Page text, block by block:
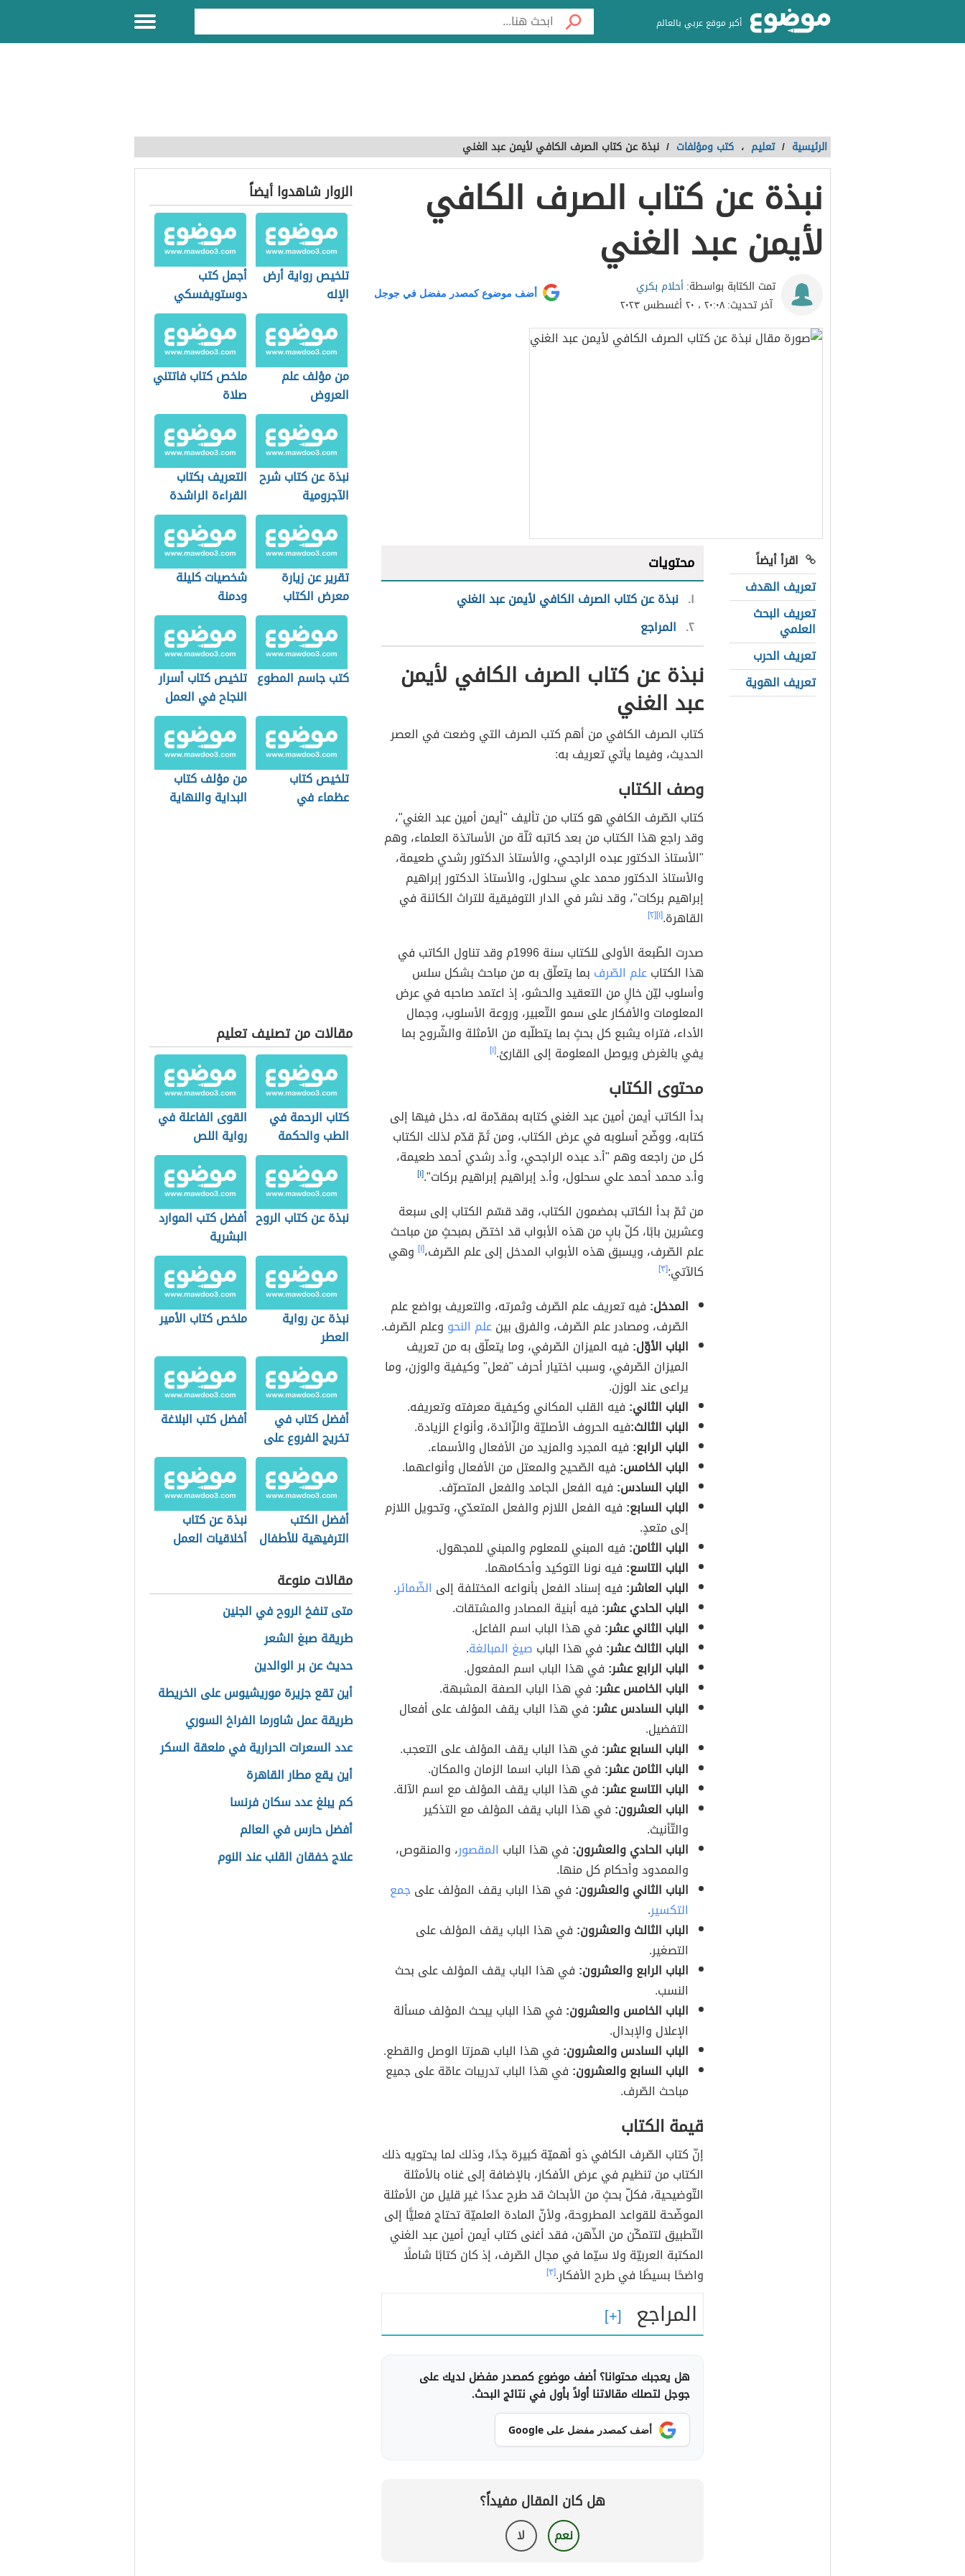
أكبر موقع عربي بالعالم
الرئيسية / تعليم ، كتب ومؤلفات / نبذة عن كتاب الصرف الكافي لأيمن عبد الغني
نبذة عن كتاب الصرف الكافي
لأيمن عبد الغني
تمت الكتابة بواسطة:أحلام بكري
آخر تحديث:٢٠:٠٨ ، ٢٠ أغسطس ٢٠٢٣
أضف موضوع كمصدر مفضل في جوجل
اقرأ أيضاً
تعريف الهدف
تعريف البحث
العلمي
تعريف الحرب
تعريف الهوية
محتويات
١ نبذة عن كتاب الصرف الكافي لأيمن عبد الغني
٢ المراجع
نبذة عن كتاب الصرف الكافي لأيمن
عبد الغني
كتاب الصرف الكافي من أهم كتب الصرف التي وضعت في العصر
الحديث، وفيما يأتي تعريف به:
وصف الكتاب
كتاب الصّرف الكافي هو كتاب من تأليف "أيمن أمين عبد الغني"،
وقد راجع هذا الكتاب من بعد كاتبه ثلّة من الأساتذة العلماء، وهم
"الأستاذ الدكتور عبده الراجحي، والأستاذ الدكتور رشدي طعيمة،
والأستاذ الدكتور محمد علي سحلول، والأستاذ الدكتور إبراهيم
إبراهيم بركات"، وقد نشر في الدار التوفيقية للتراث الكائنة في
القاهرة.[١] [٢]
صدرت الطّبعة الأولى للكتاب سنة 1996م وقد تناول الكاتب في
هذا الكتابعلم الصّرف بما يتعلّق به من مباحث بشكل سلس
وأسلوب ليّن خالٍ من التعقيد والحشو، إذ اعتمد صاحبه في عرض
المعلومات والأفكار على سمو التّعبير، وروعة الأسلوب، وجمال
الأداء، فتراه يشبع كل بحثٍ بما يتطلّبه من الأمثلة والشّروح بما
يفي بالغرض ويوصل المعلومة إلى القارئ.[١]
محتوى الكتاب
بدأ الكاتب أيمن أمين عبد الغني كتابه بمقدّمة له، دخل فيها إلى
كتابه، ووضّح أسلوبه في عرض الكتاب، ومن ثَمّ قدّم لذلك الكتاب
كل من راجعه وهم "أ.د عبده الراجحي، وأ.د رشدي أحمد طعيمة،
وأ.د محمد أحمد علي سحلول، وأ.د إبراهيم إبراهيم بركات".[١]
من ثمّ بدأ الكاتب بمضمون الكتاب، وقد قسّم الكتاب إلى سبعة
وعشرين بابًا، كلّ بابٍ من هذه الأبواب قد اختصّ بمبحثٍ من مباحث
علم الصّرف، ويسبق هذه الأبواب المدخل إلى علم الصّرف،[١] وهي
كالآتي:[٣]
المدخل: فيه تعريف علم الصّرف وثمرته، والتعريف بواضع علم
الصّرف، ومصادر علم الصّرف، والفرق بينعلم النحو وعلم الصّرف.
الباب الأوّل: فيه الميزان الصّرفي، وما يتعلّق به من تعريف
الميزان الصّرفي، وسبب اختيار أحرف "فعل" وكيفية والوزن، وما
يراعى عند الوزن.
الباب الثاني: فيه القلب المكاني وكيفية معرفته وتعريفه.
الباب الثالث:فيه الحروف الأصليّة والزّائدة، وأنواع الزيادة.
الباب الرابع: فيه المجرد والمزيد من الأفعال والأسماء.
الباب الخامس: فيه الصّحيح والمعتل من الأفعال وأنواعهما.
الباب السادس: فيه الفعل الجامد والفعل المتصرّف.
الباب السابع: فيه الفعل اللازم والفعل المتعدّي، وتحويل اللازم
إلى متعدٍ.
الباب الثامن: فيه المبني للمعلوم والمبني للمجهول.
الباب التاسع: فيه نونا التوكيد وأحكامهما.
الباب العاشر: فيه إسناد الفعل بأنواعه المختلفة إلى الضّمائر.
الباب الحادي عشر: فيه أبنية المصادر والمشتقات.
الباب الثاني عشر: في هذا الباب اسم الفاعل.
الباب الثالث عشر: في هذا الباب صيغ المبالغة.
الباب الرابع عشر: في هذا الباب اسم المفعول.
الباب الخامس عشر: في هذا الباب الصفة المشبهة.
الباب السادس عشر: في هذا الباب يقف المؤلف على أفعال
التفضيل.
الباب السابع عشر: في هذا الباب يقف المؤلف على التعجب.
الباب الثامن عشر: في هذا الباب اسما الزمان والمكان.
الباب التاسع عشر: في هذا الباب يقف المؤلف مع اسم الآلة.
الباب العشرون: في هذا الباب يقف المؤلف مع التذكير
والتّأنيث.
الباب الحادي والعشرون: في هذا الباب المقصور، والمنقوص،
والممدود وأحكام كل منها.
الباب الثاني والعشرون: في هذا الباب يقف المؤلف علىجمع
التكسير.
الباب الثالث والعشرون: في هذا الباب يقف المؤلف على
التصغير.
الباب الرابع والعشرون: في هذا الباب يقف المؤلف على بحث
النسب.
الباب الخامس والعشرون: في هذا الباب يبحث المؤلف مسألة
الإعلال والإبدال.
الباب السادس والعشرون: في هذا الباب همزتا الوصل والقطع.
الباب السابع والعشرون: في هذا الباب تدريبات عامّة على جميع
مباحث الصّرف.
قيمة الكتاب
إنّ كتاب الصّرف الكافي ذو أهميّة كبيرة جدًا، وذلك لما يحتويه ذلك
الكتاب من تنظيم في عرض الأفكار، بالإضافة إلى غناه بالأمثلة
التّوضيحية، فكلّ بحثٍ من الأبحاث قد طرح عددًا غير قليل من الأمثلة
الموضّحة للقواعد المطروحة، ولأنّ المادة العلميّة تحتاج فعليًّا إلى
التّطبيق لتتمكّن من الذّهن، فقد أغنى كتاب أيمن أمين عبد الغني
المكتبة العربيّة ولا سيّما في مجال الصّرف، إذ كان كتابًا شاملًا
واضحًا بسيطًا في طرح الأفكار.[٣]
المراجع
هل يعجبك محتوانا؟ أضف موضوع كمصدر مفضل لديك على
جوجل لتصلك مقالاتنا أولاً بأول في نتائج البحث.
أضف كمصدر مفضل على Google
هل كان المقال مفيداً؟
نعم لا
الزوار شاهدوا أيضاً
تلخيص رواية أرض
الإله
أجمل كتب
دوستويفسكي
من مؤلف علم
العروض
ملخص كتاب فاتتني
صلاة
نبذة عن كتاب شرح
الآجرومية
التعريف بكتاب
القراءة الراشدة
تقرير عن زيارة
معرض الكتاب
شخصيات كليلة
ودمنة
كتب جاسم المطوع تلخيص كتاب أسرار
النجاح في العمل
تلخيص كتاب
عظماء في
من مؤلف كتاب
البداية والنهاية
مقالات من تصنيف تعليم
كتاب الرحمة في
الطب والحكمة
القوى الفاعلة في
رواية اللص
والكلاب
نبذة عن كتاب الروح أفضل كتب الموارد
البشرية
نبذة عن رواية
العطر
ملخص كتاب الأمير
أفضل كتاب في
تخريج الفروع على
الأصول
أفضل كتب البلاغة
أفضل الكتب
الترفيهية للأطفال
نبذة عن كتاب
أخلاقيات العمل
مقالات منوعة
متى تنفخ الروح في الجنين
طريقة صبغ الشعر
حديث عن بر الوالدين
أين تقع جزيرة موريشيوس على الخريطة
طريقة عمل شاورما الفراخ السوري
عدد السعرات الحرارية في ملعقة السكر
أين يقع مطار القاهرة
كم يبلغ عدد سكان فرنسا
أفضل حارس في العالم
علاج خفقان القلب عند النوم